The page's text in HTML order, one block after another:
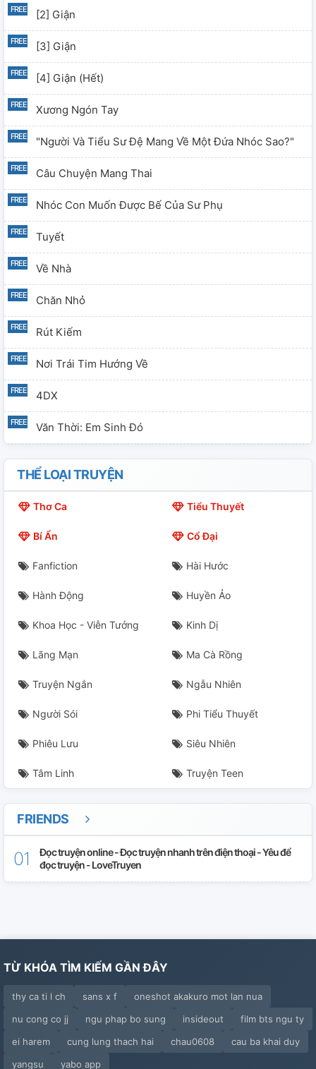
[2] Giận
[3] Giận
[4] Giận (hết)
Xương Ngón Tay
"Người Và Tiểu Sư Đệ Mang Về Một Đứa Nhóc Sao?"
Câu Chuyện Mang Thai
Nhóc Con Muốn Được Bế Của Sư Phụ
Tuyết
Về Nhà
Chăn Nhỏ
Rút Kiếm
Nơi Trái Tim Hướng Về
4DX
Văn Thời: Em Sinh Đó
Nếu Trong Lần Cuối Cùng, Người Ấy Không Ra Khỏi
Cổng Vô Tướng
Đau
Ru Ngủ Lão Tổ Thuật Rối
Thời Kỳ Mang Thai Của Văn Bé Ngoan
Ảnh Hưởng
Đại Hôn
THỂ LOẠI TRUYỆN
Thơ Ca Tiểu Thuyết
Bí Ẩn Cổ Đại
Fanfiction Hài Hước
Hành Động Huyền Ảo
Khoa Học - Viễn Tưởng Kinh Dị
Lãng Mạn Ma Cà Rồng
Truyện Ngắn Ngẫu Nhiên
Người Sói Phi Tiểu Thuyết
Phiêu Lưu Siêu Nhiên
Tâm Linh Truyện Teen
FRIENDS
Đọc truyện online - Đọc truyện nhanh trên điện thoại - Yêu để
đọc truyện - LoveTruyen
TỪ KHÓA TÌM KIẾM GẦN ĐÂY
thy ca ti l ch sans x f
oneshot akakuro mot lan nua
nu cong co jj
ngu phap bo sung insideout
film bts ngu ty
ei harem
cung lung thach hai chau0608
cau ba khai duy
yangsu
yabo app